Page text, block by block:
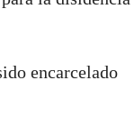
encarcelado